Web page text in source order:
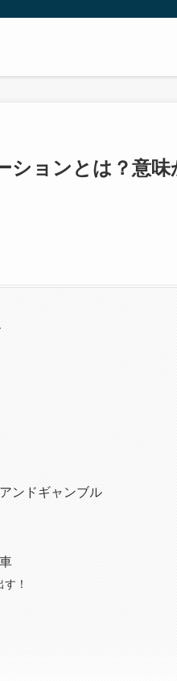
ションとは？意
ンドギャンブル
！